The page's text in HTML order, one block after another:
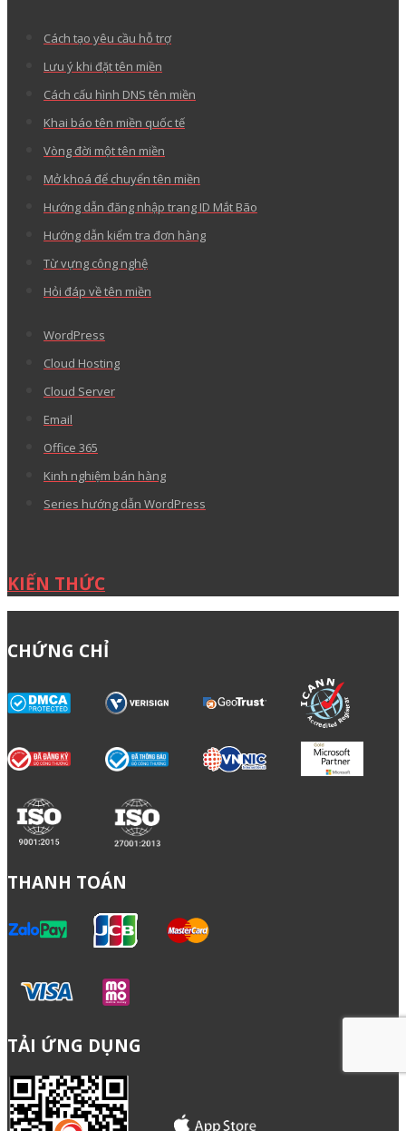
Cách tạo yêu cầu hỗ trợ
Lưu ý khi đặt tên miền
Cách cấu hình DNS tên miền
Khai báo tên miền quốc tế
Vòng đời một tên miền
Mở khoá để chuyển tên miền
Hướng dẫn đăng nhập trang ID Mắt Bão
Hướng dẫn kiểm tra đơn hàng
Từ vựng công nghệ
Hỏi đáp về tên miền
WordPress
Cloud Hosting
Cloud Server
Email
Office 365
Kinh nghiệm bán hàng
Series hướng dẫn WordPress
KIẾN THỨC
CHỨNG CHỈ
THANH TOÁN
TẢI ỨNG DỤNG